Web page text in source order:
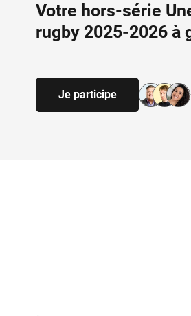
Votre hors-série
rugby 2025-2026 à
Je participe